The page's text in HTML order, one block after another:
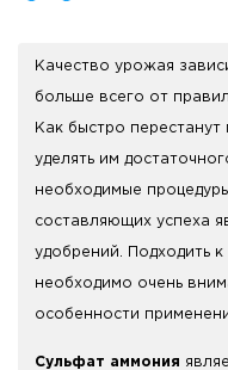
Качество урожая
больше всего от
Как быстро перестанут
уделять им
необходимые
составляющих успеха
удобрений. Подходить
необходимо очень
особенности
Сульфат аммония